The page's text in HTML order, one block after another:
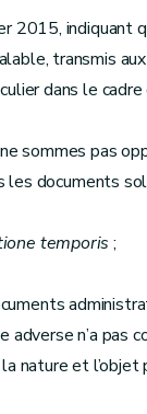
2015, indiquant
transmis
dans le cadre
sommes pas
les documents
temporis;
adverse n’a pas
nature et l’objet